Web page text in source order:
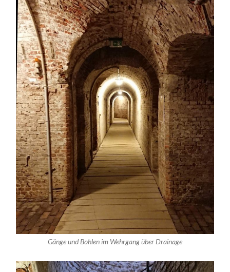
Gänge und Bohlen im Wehrgang über Drainage